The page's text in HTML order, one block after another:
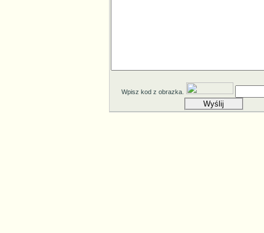
Wpisz kod z obrazka.